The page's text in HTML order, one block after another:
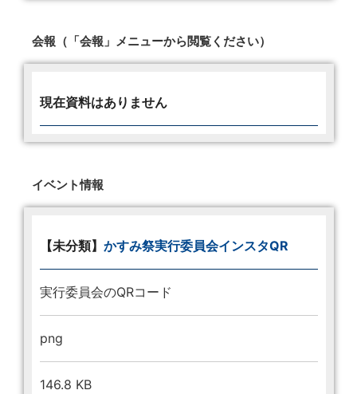
会報（「会報」メニューから閲覧ください）
現在資料はありません
イベント情報
【未分類】 かすみ祭実行委員会インスタQR
実行委員会のQRコード
png
146.8 KB